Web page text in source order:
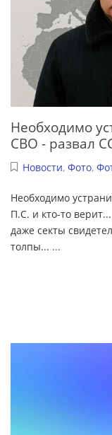
Необходимо
СВО - развал
Новости, Фото,
Необходимо
П.С. и кто-то
даже секты
толпы... ...